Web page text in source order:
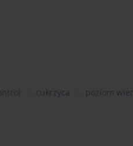
cukrzyca
poziom